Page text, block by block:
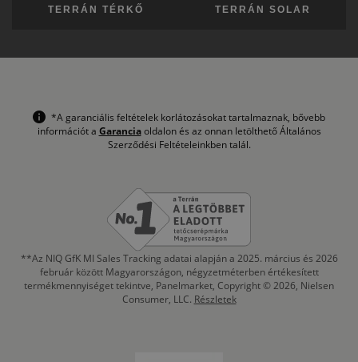
TERRÁN TÉRKŐ TERRÁN SOLAR
*A garanciális feltételek korlátozásokat tartalmaznak, bővebb
információt a Garanciaoldalon és az onnan letölthető Általános
Szerződési Feltételeinkben talál.
**Az NIQ GfK MI Sales Tracking adatai alapján a 2025. március és 2026
február között Magyarországon, négyzetméterben értékesített
termékmennyiséget tekintve, Panelmarket, Copyright © 2026, Nielsen
Consumer, LLC. Részletek